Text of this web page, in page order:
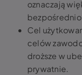
oznaczają
Cel
celów
droższe w
prywatnie.